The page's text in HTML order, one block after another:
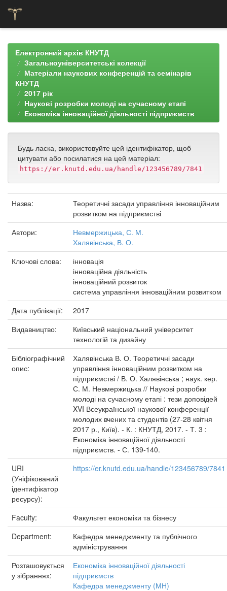
navigationЕлектронний архів КНУТД
Загальноуніверситетські колекції
Матеріали наукових конференцій та семінарів
КНУТД
2017 рік
Наукові розробки молоді на сучасному етапі
Економіка інноваційної діяльності підприємств
Будь ласка, використовуйте цей ідентифікатор, щоб
цитувати або посилатися на цей матеріал:
https://er.knutd.edu.ua/handle/123456789/7841
Назва:
Теоретичні засади управління інноваційним
розвитком на підприємстві
Автори:
Невмержицька, С. М.
Халявінська, В. О.
Ключові слова:
інновація
інноваційна діяльність
інноваційний розвиток
система управління інноваційним розвитком
Дата публікації:
2017
Видавництво:
Київський національний університет
технологій та дизайну
Бібліографічний
опис:
Халявінська В. О. Теоретичні засади
управління інноваційним розвитком на
підприємстві / В. О. Халявінська ; наук. кер.
С. М. Невмержицька // Наукові розробки
молоді на сучасному етапі : тези доповідей
XVI Всеукраїнської наукової конференції
молодих вчених та студентів (27-28 квітня
2017 р., Київ). - К. : КНУТД, 2017. - Т. 3 :
Економіка інноваційної діяльності
підприємств. - С. 139-140.
URI
(Уніфікований
ідентифікатор
ресурсу):
https://er.knutd.edu.ua/handle/123456789/7841
Faculty:
Факультет економіки та бізнесу
Department:
Кафедра менеджменту та публічного
адміністрування
Розташовується
у зібраннях:
Економіка інноваційної діяльності
підприємств
Кафедра менеджменту (МН)